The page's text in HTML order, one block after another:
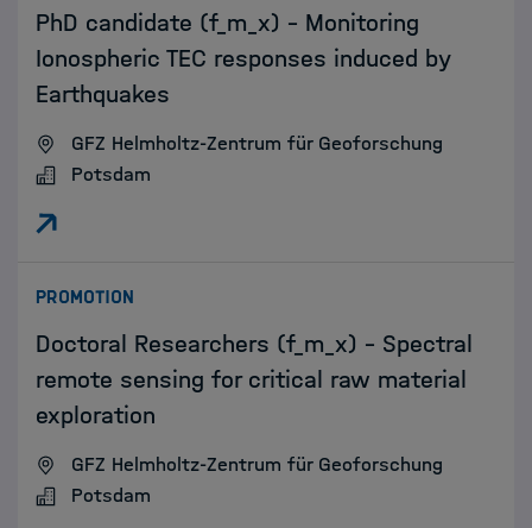
PhD candidate (f_m_x) - Monitoring
Ionospheric TEC responses induced by
Earthquakes
GFZ Helmholtz-Zentrum für Geoforschung
Potsdam
PROMOTION
Doctoral Researchers (f_m_x) - Spectral
remote sensing for critical raw material
exploration
GFZ Helmholtz-Zentrum für Geoforschung
Potsdam